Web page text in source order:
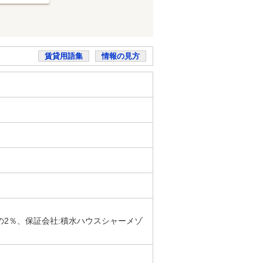
賃貸用語集 情報の見方
％、保証会社:積水ハウスシャーメゾ